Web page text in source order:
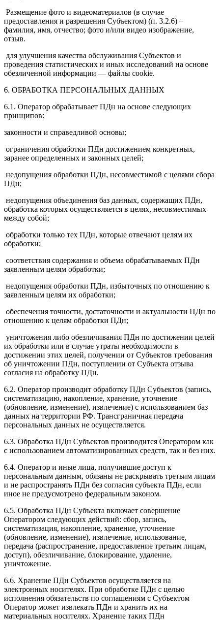
Размещение фото и видеоматериалов (в случае
предоставления и разрешения Субъектом) (п. 3.2.6) –
фамилия, имя, отчество; фото и/или видео изображение,
отзыв.
для улучшения качества обслуживания Субъектов и
проведения статистических и иных исследований на основе
обезличенной информации — файлы cookie.
6. ОБРАБОТКА ПЕРСОНАЛЬНЫХ ДАННЫХ
6.1. Оператор обрабатывает ПДн на основе следующих
принципов:
законности и справедливой основы;
ограничения обработки ПДн достижением конкретных,
заранее определенных и законных целей;
недопущения обработки ПДн, несовместимой с целями сбора
ПДн;
недопущения объединения баз данных, содержащих ПДн,
обработка которых осуществляется в целях, несовместимых
между собой;
обработки только тех ПДн, которые отвечают целям их
обработки;
соответствия содержания и объема обрабатываемых ПДн
заявленным целям обработки;
недопущения обработки ПДн, избыточных по отношению к
заявленным целям их обработки;
обеспечения точности, достаточности и актуальности ПДн по
отношению к целям обработки ПДн;
уничтожения либо обезличивания ПДн по достижении целей
их обработки или в случае утраты необходимости в
достижении этих целей, получении от Субъектов требования
об уничтожении ПДн, поступлении от Субъекта отзыва
согласия на обработку ПДн.
6.2. Оператор производит обработку ПДн Субъектов (запись,
систематизацию, накопление, хранение, уточнение
(обновление, изменение), извлечение) с использованием баз
данных на территории РФ. Трансграничная передача
персональных данных не осуществляется.
6.3. Обработка ПДн Субъектов производится Оператором как
с использованием автоматизированных средств, так и без них.
6.4. Оператор и иные лица, получившие доступ к
персональным данным, обязаны не раскрывать третьим лицам
и не распространять ПДн без согласия субъекта ПДн, если
иное не предусмотрено федеральным законом.
6.5. Обработка ПДн Субъекта включает совершение
Оператором следующих действий: сбор, запись,
систематизация, накопление, хранение, уточнение
(обновление, изменение), извлечение, использование,
передача (распространение, предоставление третьим лицам,
доступ), обезличивание, блокирование, удаление,
уничтожение.
6.6. Хранение ПДн Субъектов осуществляется на
электронных носителях. При обработке ПДн с целью
исполнения обязательств по соглашениям с Субъектом
Оператор может извлекать ПДн и хранить их на
материальных носителях. Хранение таких ПДн